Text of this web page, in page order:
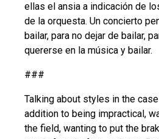
ellas el ansia a indicación de
de la orquesta. Un concierto
bailar, para no dejar de bailar,
quererse en la música y bailar.
###
Talking about styles in the
addition to being impractical,
the field, wanting to put the